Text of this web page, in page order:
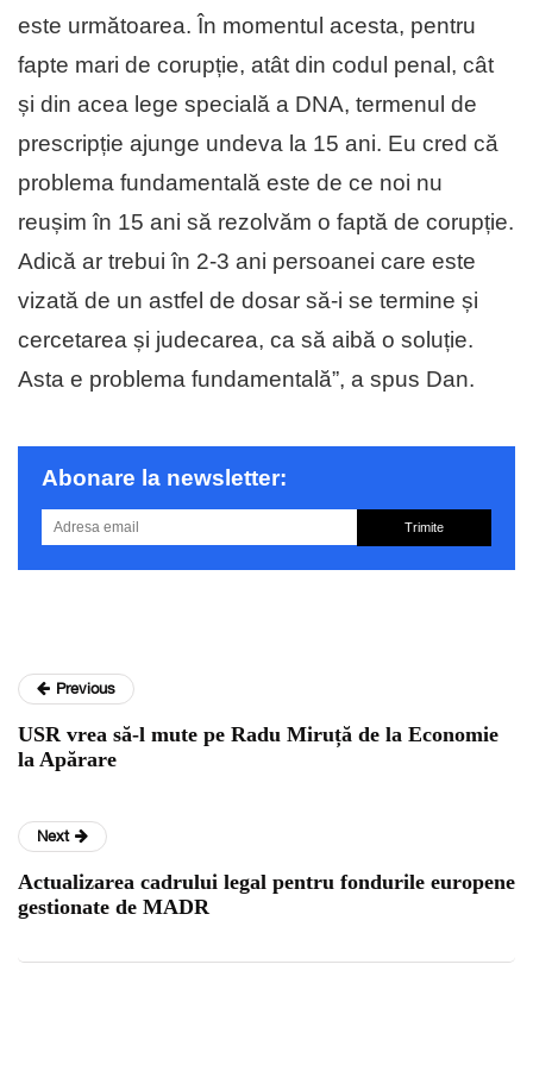
este următoarea. În momentul acesta, pentru
fapte mari de corupție, atât din codul penal, cât
și din acea lege specială a DNA, termenul de
prescripție ajunge undeva la 15 ani. Eu cred că
problema fundamentală este de ce noi nu
reușim în 15 ani să rezolvăm o faptă de corupție.
Adică ar trebui în 2-3 ani persoanei care este
vizată de un astfel de dosar să-i se termine și
cercetarea și judecarea, ca să aibă o soluție.
Asta e problema fundamentală”, a spus Dan.
Abonare la newsletter:
Trimite
Previous
USR vrea să-l mute pe Radu Miruță de la Economie
la Apărare
Next
Actualizarea cadrului legal pentru fondurile europene
gestionate de MADR